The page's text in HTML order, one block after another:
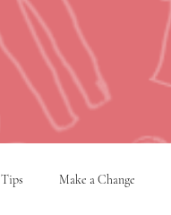
Tips Make a Change